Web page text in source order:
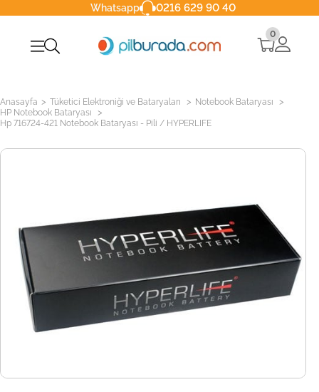
Whatsapp 0216 629 90 40
0
Anasayfa > Tüketici Elektroniği ve Bataryaları > Notebook Bataryası >
HP Notebook Bataryası >
Hp 716724-421 Notebook Bataryası - Pili / HYPERLIFE